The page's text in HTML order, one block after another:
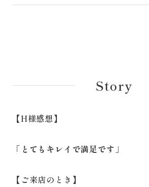
Story
【H様感想】
「とてもキレイで満足です」
【ご来店のとき】